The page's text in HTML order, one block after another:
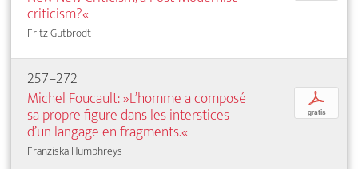
criticism?«
Fritz Gutbrodt
257–272
Michel Foucault: »L’homme a composé
sa propre figure dans les interstices
d’un langage en fragments.«
Franziska Humphreys
p
gratis